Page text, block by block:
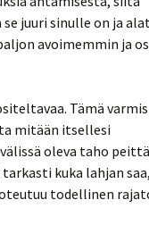
juuri sinulle on ja
avoimemmin ja
Tämä
mitään itsellesi
oleva taho
kuka lahjan
todellinen